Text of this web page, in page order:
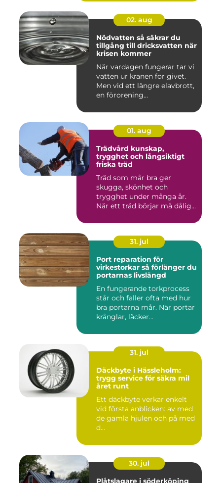
02. aug
Nödvatten så säkrar du
tillgång till dricksvatten när
krisen kommer
När vardagen fungerar tar vi
vatten ur kranen för givet.
Men vid ett längre elavbrott,
en förorening...
01. aug
Trädvård kunskap,
trygghet och långsiktigt
friska träd
Träd som mår bra ger
skugga, skönhet och
trygghet under många år.
När ett träd börjar må dåligt
31. jul
Port reparation för
virkestorkar så förlänger du
portarnas livslängd
En fungerande torkprocess
står och faller ofta med hur
bra portarna mår. När portar
krånglar, läcker...
31. jul
Däckbyte i Hässleholm:
trygg service för säkra mil
året runt
Ett däckbyte verkar enkelt
vid första anblicken: av med
de gamla hjulen och på med
d...
30. jul
Plåtslagare i söderköping